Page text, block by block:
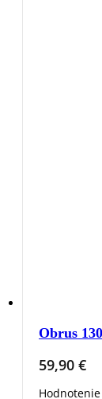
Obrus
59,90 €
Hodnotenie